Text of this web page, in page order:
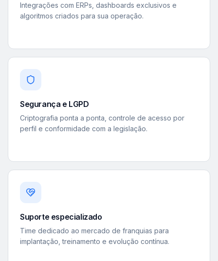
Integrações com ERPs, dashboards exclusivos e
algoritmos criados para sua operação.
Segurança e LGPD
Criptografia ponta a ponta, controle de acesso por
perfil e conformidade com a legislação.
Suporte especializado
Time dedicado ao mercado de franquias para
implantação, treinamento e evolução contínua.